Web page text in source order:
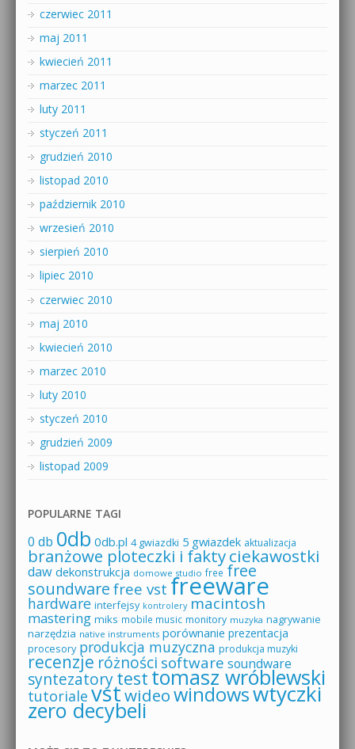
czerwiec 2011
maj 2011
kwiecień 2011
marzec 2011
luty 2011
styczeń 2011
grudzień 2010
listopad 2010
październik 2010
wrzesień 2010
sierpień 2010
lipiec 2010
czerwiec 2010
maj 2010
kwiecień 2010
marzec 2010
luty 2010
styczeń 2010
grudzień 2009
listopad 2009
POPULARNE TAGI
0 db 0db 0db.pl 4 gwiazdki 5 gwiazdek aktualizacja
branżowe ploteczki i faktyciekawostki
daw dekonstrukcja domowe studio free free
soundware free vst freeware
hardware interfejsy kontrolery macintosh
mastering miks mobile music monitory muzyka nagrywanie
narzędzia native instruments porównanie prezentacja
procesory produkcja muzyczna produkcja muzyki
recenzje różności software soundware
syntezatorytesttomasz wróblewski
tutoriale vstwideowindowswtyczki
zero decybeli